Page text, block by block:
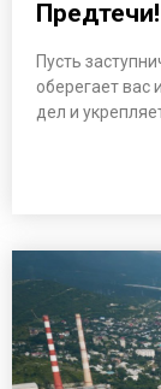
Предтечи!
Пусть
оберегает вас
дел и